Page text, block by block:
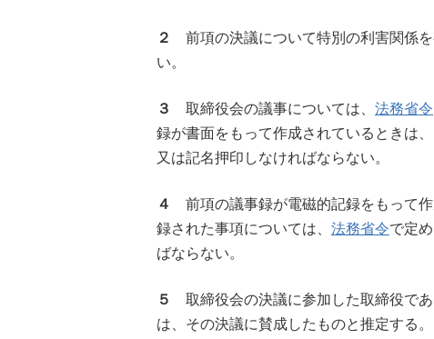
２
前項の決議について特別の利害関係
い。
３ 取締役会の議事については、 法務省令
録が書面をもって作成されているときは
又は記名押印しなければならない。
４
前項の議事録が電磁的記録をもって
録された事項については、 法務省令で定
ばならない。
５
取締役会の決議に参加した取締役で
は、その決議に賛成したものと推定する。